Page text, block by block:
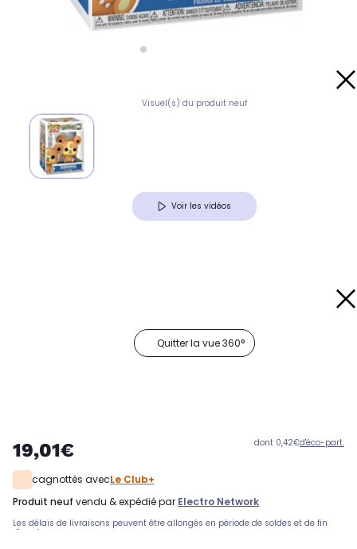
Visuel(s) du produit neuf
Voir les vidéos
Quitter la vue 360°
19,01€ dont 0,42€d'éco-part.
cagnottés avecLe Club+
produit neuf vendu & expédié par Electro Network
Les délais de livraisons peuvent être allongés en période de soldes et de fin
d'année.